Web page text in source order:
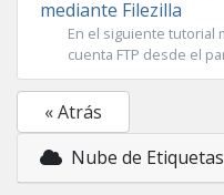
mediante Filezilla
En el siguiente tutorial
cuenta FTP desde el
« Atrás
Nube de Etiquetas